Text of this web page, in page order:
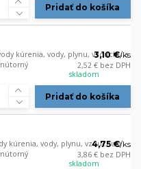
Pridať do košíka
kúrenia, vody, plynu, vzduchu a
3,10 €/ks
2,52 € bez DPH
skladom
Pridať do košíka
kúrenia, vody, plynu, vzduchu a
4,75 €/ks
3,86 € bez DPH
skladom